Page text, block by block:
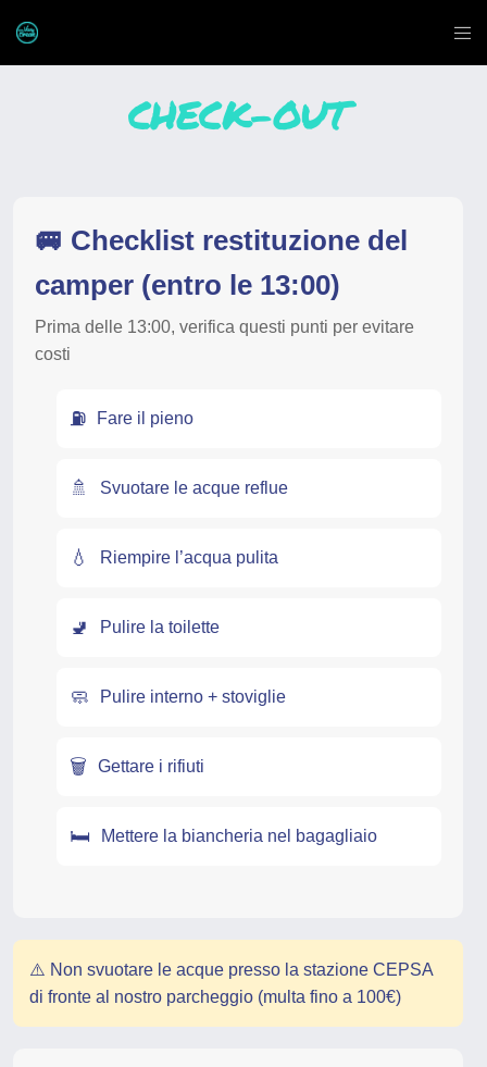
CHECK-OUT
🚐 Checklist restituzione del
camper (entro le 13:00)
Prima delle 13:00, verifica questi punti per evitare
costi
⛽ Fare il pieno
🚿 Svuotare le acque reflue
💧 Riempire l’acqua pulita
🚽 Pulire la toilette
🧼 Pulire interno + stoviglie
🗑️ Gettare i rifiuti
🛏️ Mettere la biancheria nel bagagliaio
⚠️ Non svuotare le acque presso la stazione CEPSA
di fronte al nostro parcheggio (multa fino a 100€)